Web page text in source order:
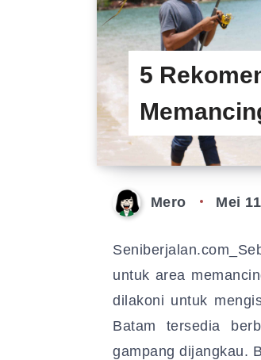
5
Mero Mei
untuk area
dilakoni untuk
Batam tersedia
gampang dijangkau.